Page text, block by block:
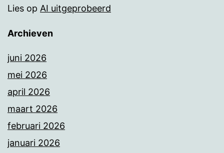
Lies op AI uitgeprobeerd
Archieven
juni 2026
mei 2026
april 2026
maart 2026
februari 2026
januari 2026